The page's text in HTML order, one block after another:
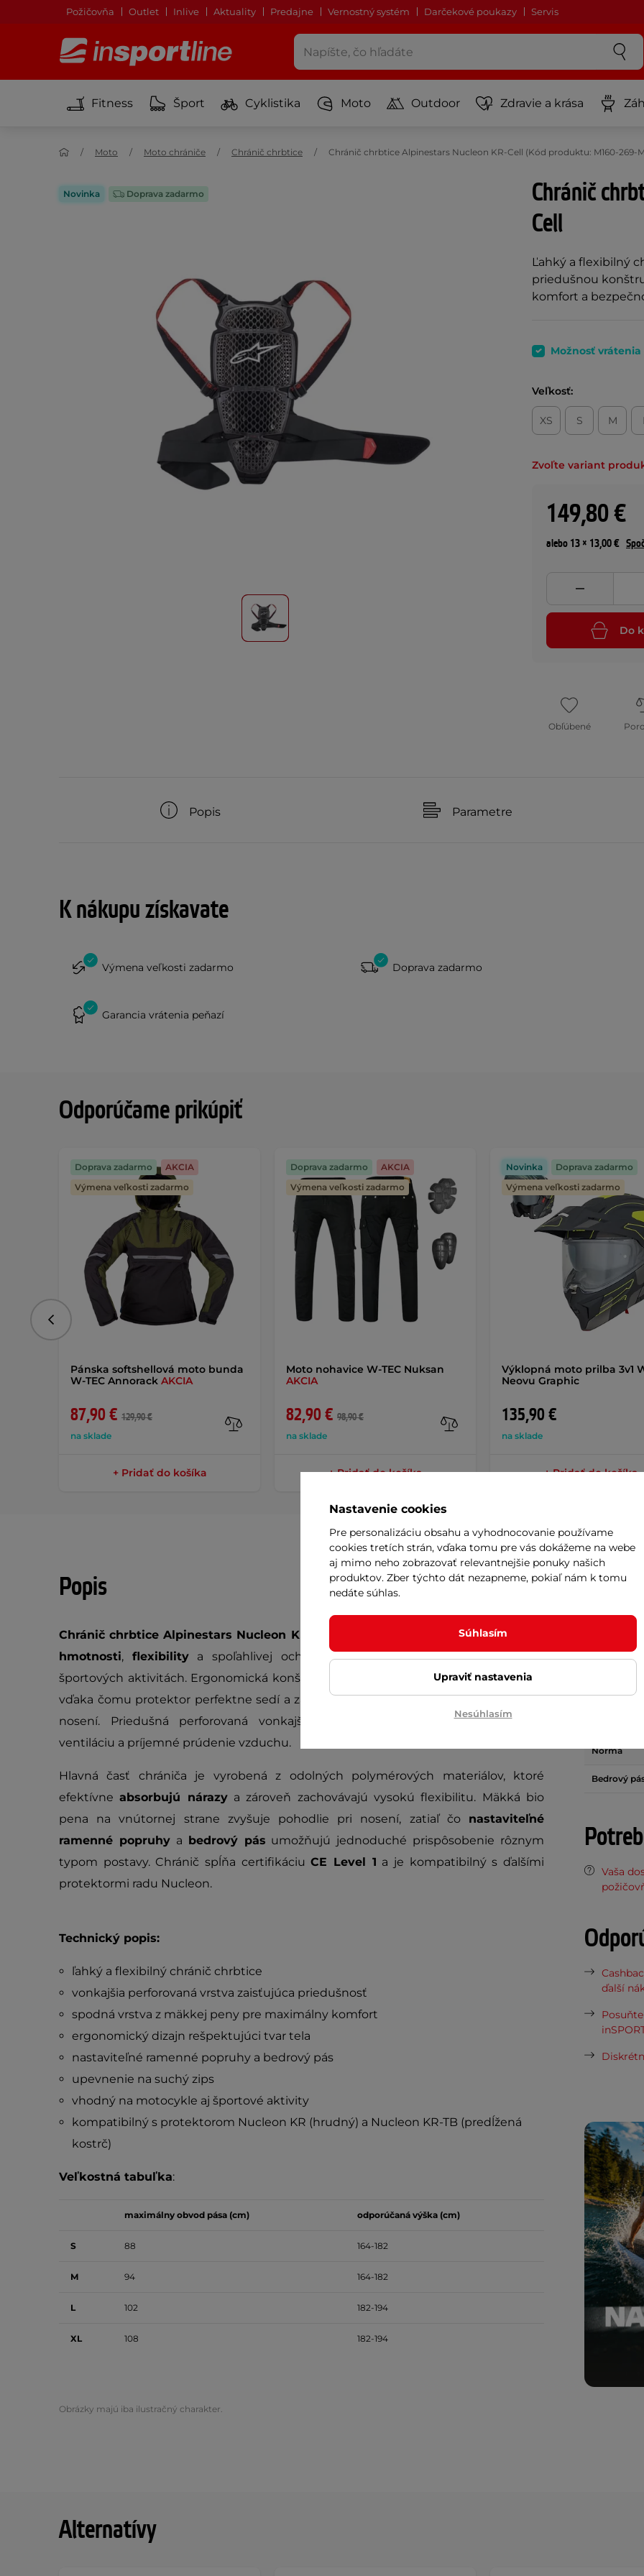
Požičovňa Outlet Inlive Aktuality Predajne Vernostný systém Darčekové poukazy Servis
Fitness Šport Cyklistika Moto Outdoor Zdravie a krása
Moto Moto chrániče Chránič chrbtice Chránič chrbtice Alpinestars Nucleon KR-Cell (Kód produktu: M160-269-
Chránič
Cell
Ľahký a flexibilný
priedušnou
komfort a
Novinka Doprava zadarmo
Možnosť
Veľkosť:
XS S M
Zvoľte variant
149,80 €
alebo 13 × 13,00 €
Do
Obľúbené
Popis Parametre
K nákupu získavate
Výmena veľkosti zadarmo Doprava zadarmo
Garancia vrátenia peňazí
Odporúčame prikúpiť
Pánska softshellová moto bunda
W-TEC Annorack AKCIA
87,90 € 129,90 €
na sklade
Doprava zadarmo
AKCIA
Výmena veľkosti zadarmo
+ Pridať do košíka
Moto nohavice W-TEC Nuksan
AKCIA
82,90 € 98,90 €
na sklade
Doprava zadarmo
AKCIA
Výmena veľkosti zadarmo
+ Pridať do košíka
Výklopná moto prilba 3v1
Neovu Graphic
135,90 €
na sklade
Novinka
Doprava zadarmo
Výmena veľkosti zadarmo
+ Pridať do košíka
Predchádzajúce
Popis
Chránič chrbtice Alpinestars Nucleon KR-Cell ponúka ideálnu kombináciu
hmotnosti, flexibilitya spoľahlivej ochrany pri jazde na motocykli aj ďalších
športových aktivitách. Ergonomická konštrukcia rešpektuje prirodzený tvar chrbta,
vďaka čomu protektor perfektne sedí a zaisťujemaximálny komfortaj pri dlhšom
nosení. Priedušná perforovaná vonkajšia vrstva navyše podporuje efektívnu
ventiláciu a príjemné prúdenie vzduchu.
Hlavná časť chrániča je vyrobená z odolných polymérových materiálov, ktoré
efektívneabsorbujú nárazya zároveň zachovávajú vysokú flexibilitu. Mäkká bio
pena na vnútornej strane zvyšuje pohodlie pri nosení, zatiaľ čo nastaviteľné
ramenné popruhya bedrový pás umožňujú jednoduché prispôsobenie rôznym
typom postavy. Chránič spĺňa certifikáciuCE Level 1 a je kompatibilný s ďalšími
protektormi radu Nucleon.
Technický popis:
ľahký a flexibilný chránič chrbtice
vonkajšia perforovaná vrstva zaisťujúca priedušnosť
spodná vrstva z mäkkej peny pre maximálny komfort
ergonomický dizajn rešpektujúci tvar tela
nastaviteľné ramenné popruhy a bedrový pás
upevnenie na suchý zips
vhodný na motocykle aj športové aktivity
kompatibilný s protektorom Nucleon KR (hrudný) a Nucleon KR-TB (predĺžená
kostrč)
Veľkostná tabuľka:
maximálny obvod pása (cm) odporúčaná výška (cm)
S 88 164-182
M 94 164-182
L 102 182-194
XL 108 182-194
Obrázky majú iba ilustračný charakter.
Ochrana
Norma
Bedrový
Vaša
ďalší
Alternatívy
Nastavenie cookies
Pre personalizáciu obsahu a vyhodnocovanie používame
cookies tretích strán, vďaka tomu pre vás dokážeme na webe
aj mimo neho zobrazovať relevantnejšie ponuky našich
produktov. Zber týchto dát nezapneme, pokiaľ nám k tomu
nedáte súhlas.
Súhlasím
Upraviť nastavenia
Nesúhlasím